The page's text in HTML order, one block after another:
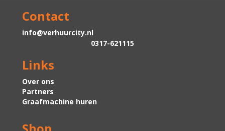
Contact
info@verhuurcity.nl
0317-621115
Links
Over ons
Partners
Graafmachine huren